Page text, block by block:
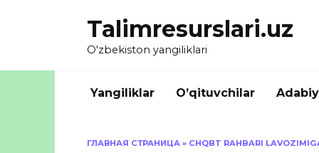
Talimresurslari.uz
O'zbekiston yangiliklari
Yangiliklar O’qituvchilar
ГЛАВНАЯ СТРАНИЦА » CHQBT RAHBARI